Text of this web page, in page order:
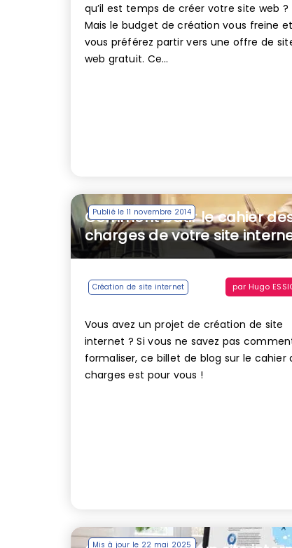
qu’il est temps de créer votre site web ?
Mais le budget de création vous freine et
vous préférez partir vers une offre de
web gratuit. Ce...
Publié le 11 novembre 2014
Comment bâtir le cahier
charges de votre site
Création de site internet par Hugo
Vous avez un projet de création de site
internet ? Si vous ne savez pas
formaliser, ce billet de blog sur le cahier
charges est pour vous !
Mis à jour le 22 mai 2025